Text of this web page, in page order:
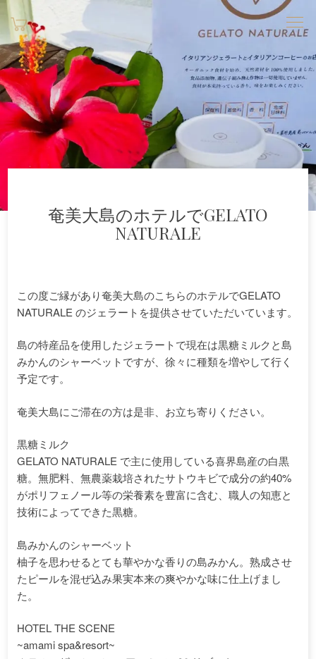
奄美大島のホテルでGELATO
NATURALE
この度ご縁があり奄美大島のこちらのホテルでGELATO
NATURALE のジェラートを提供させていただいています。
島の特産品を使用したジェラートで現在は黒糖ミルクと島
みかんのシャーベットですが、徐々に種類を増やして行く
予定です。
奄美大島にご滞在の方は是非、お立ち寄りください。
黒糖ミルク
GELATO NATURALE で主に使用している喜界島産の白黒
糖。無肥料、無農薬栽培されたサトウキビで成分の約40%
がポリフェノール等の栄養素を豊富に含む、職人の知恵と
技術によってできた黒糖。
島みかんのシャーベット
柚子を思わせるとても華やかな香りの島みかん。熟成させ
たピールを混ぜ込み果実本来の爽やかな味に仕上げまし
た。
HOTEL THE SCENE
~amami spa&resort~